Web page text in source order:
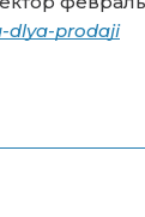
dlya-prodaji